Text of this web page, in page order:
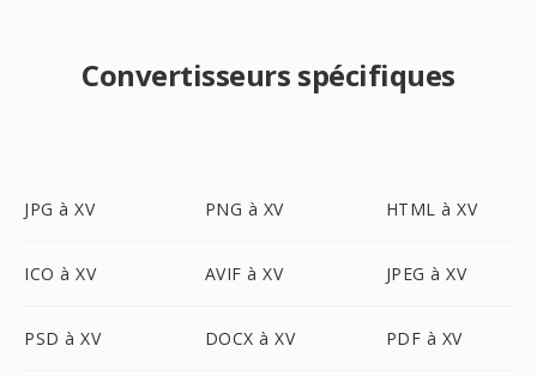
Convertisseurs spécifiques
JPG à XV PNG à XV HTML à XV
ICO à XV AVIF à XV JPEG à XV
PSD à XV DOCX à XV PDF à XV